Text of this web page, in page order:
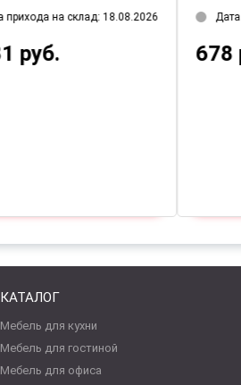
Дата прихода на склад: 18.08.2026
1 981 руб.
КАТАЛОГ
Мебель для кухни
Мебель для гостиной
Мебель для офиса